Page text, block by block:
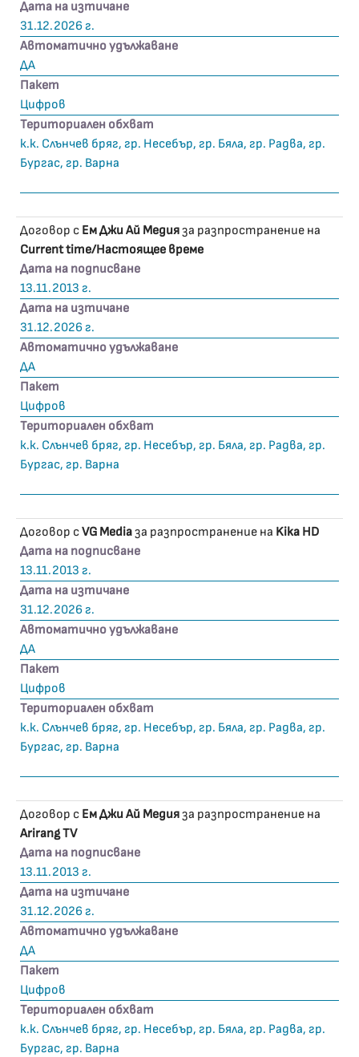
Дата на изтичане
31.12.2026 г.
Автоматично удължаване
ДА
Пакет
Цифров
Териториален обхват
к.к. Слънчев бряг, гр. Несебър, гр. Бяла, гр. Радва, гр.
Бургас, гр. Варна
Договор с Ем Джи Ай Медияза разпространение на
Current time/Настоящее време
Дата на подписване
13.11.2013 г.
Дата на изтичане
31.12.2026 г.
Автоматично удължаване
ДА
Пакет
Цифров
Териториален обхват
к.к. Слънчев бряг, гр. Несебър, гр. Бяла, гр. Радва, гр.
Бургас, гр. Варна
Договор сVG Mediaза разпространение на Kika HD
Дата на подписване
13.11.2013 г.
Дата на изтичане
31.12.2026 г.
Автоматично удължаване
ДА
Пакет
Цифров
Териториален обхват
к.к. Слънчев бряг, гр. Несебър, гр. Бяла, гр. Радва, гр.
Бургас, гр. Варна
Договор с Ем Джи Ай Медияза разпространение на
Arirang TV
Дата на подписване
13.11.2013 г.
Дата на изтичане
31.12.2026 г.
Автоматично удължаване
ДА
Пакет
Цифров
Териториален обхват
к.к. Слънчев бряг, гр. Несебър, гр. Бяла, гр. Радва, гр.
Бургас, гр. Варна